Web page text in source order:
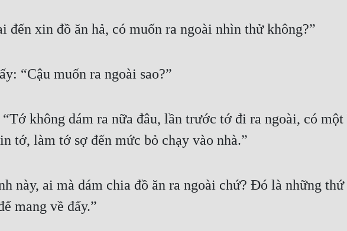
xin đồ ăn hả, có muốn ra ngoài nhìn thử không?”
“Cậu muốn ra ngoài sao?”
không dám ra nữa đâu, lần trước tớ đi ra ngoài, có một
tớ, làm tớ sợ đến mức bỏ chạy vào nhà.”
này, ai mà dám chia đồ ăn ra ngoài chứ? Đó là những
mang về đấy.”